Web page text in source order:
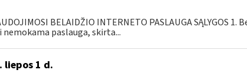
BELAIDŽIO INTERNETO PASLAUGA SĄLYGOS 1.
paslauga, skirta...
liepos 1 d.